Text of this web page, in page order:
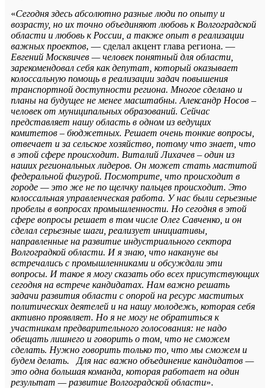
«Сегодня здесь абсолютно разные люди по опыту и
возрасту, но их точно объединяют любовь к Волгоградской
области и любовь к России, а также опыт в реализации
важных проектов, — сделал акцент глава региона. —
Евгений Москвичев — человек понятный для области,
зарекомендовал себя как депутат, который оказывает
колоссальную помощь в реализации задач повышения
транспортной доступности региона. Многое сделано и
планы на будущее не менее масштабны. Александр Носов –
человек от муниципальных образований. Сейчас
представляет нашу область в одном из ведущих
комитетов – бюджетных. Решает очень тонкие вопросы,
отвечает и за сельское хозяйство, потому что знает, что
в этой сфере происходит. Виталий Лихачев – один из
наших региональных лидеров. Он может стать маститой
федеральной фигурой. Посмотрите, что происходит в
городе — это же не по щелчку пальцев происходит. Это
колоссальная управленческая работа. У нас были серьезные
пробелы в вопросах промышленности. Но сегодня в этой
сфере вопросы решает в том числе Олег Савченко, и он
сделал серьезные шаги, реализует инициативы,
направленные на развитие индустриального сектора
Волгоградкой области. И я знаю, что накануне вы
встречались с промышленниками и обсуждали эти
вопросы. И такое я могу сказать обо всех присутствующих
сегодня на встрече кандидатах. Нам важно решать
задачи развития области с опорой на ресурс маститых
политических деятелей и на нашу молодежь, которая себя
активно проявляет. Но я не могу не обратиться к
участникам предварительного голосования: не надо
обещать лишнего и говорить о том, что не сможем
сделать. Нужно говорить только то, что мы сможем и
будем делать. Для нас важно объединение кандидатов —
это одна большая команда, которая работает на один
результат — развитие Волгоградской области».